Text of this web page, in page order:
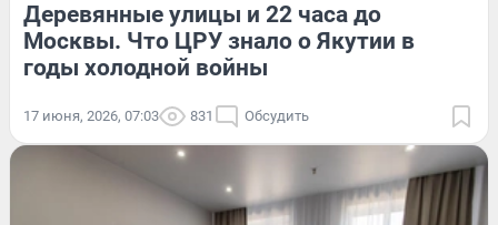
Деревянные улицы и 22 часа до
Москвы. Что ЦРУ знало о Якутии в
годы холодной войны
17 июня, 2026, 07:03 831 Обсудить